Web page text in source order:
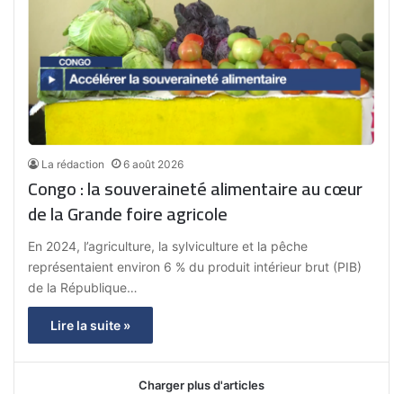
La rédaction 6 août 2026
Congo : la souveraineté alimentaire au cœur
de la Grande foire agricole
En 2024, l’agriculture, la sylviculture et la pêche
représentaient environ 6 % du produit intérieur brut (PIB)
de la République…
Lire la suite »
Charger plus d'articles